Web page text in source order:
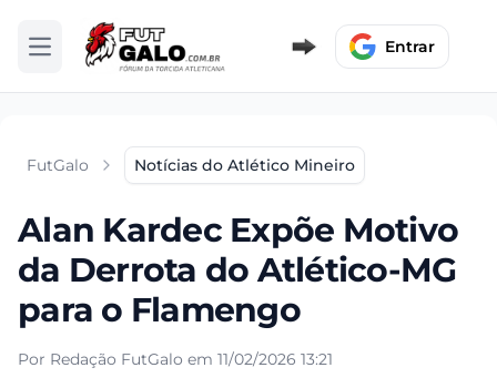
Abrir menu Entrar
FutGalo Notícias do Atlético Mineiro
Alan Kardec Expõe Motivo
da Derrota do Atlético-MG
para o Flamengo
Por Redação FutGalo em 11/02/2026 13:21